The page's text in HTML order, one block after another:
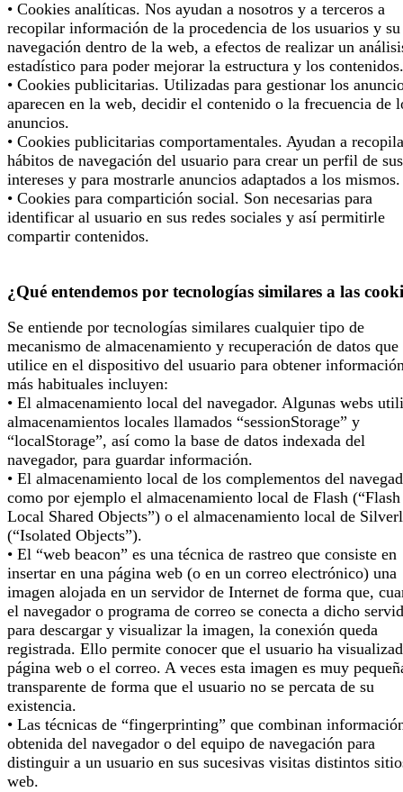
• Cookies analíticas. Nos ayudan a nosotros y a terceros a
recopilar información de la procedencia de los usuarios y su
navegación dentro de la web, a efectos de realizar un
estadístico para poder mejorar la estructura y los contenidos.
• Cookies publicitarias. Utilizadas para gestionar los
aparecen en la web, decidir el contenido o la frecuencia de
anuncios.
• Cookies publicitarias comportamentales. Ayudan a
hábitos de navegación del usuario para crear un perfil de sus
intereses y para mostrarle anuncios adaptados a los mismos.
• Cookies para compartición social. Son necesarias para
identificar al usuario en sus redes sociales y así permitirle
compartir contenidos.
¿Qué entendemos por tecnologías similares a las
Se entiende por tecnologías similares cualquier tipo de
mecanismo de almacenamiento y recuperación de datos que
utilice en el dispositivo del usuario para obtener
más habituales incluyen:
• El almacenamiento local del navegador. Algunas webs
almacenamientos locales llamados “sessionStorage” y
“localStorage”, así como la base de datos indexada del
navegador, para guardar información.
• El almacenamiento local de los complementos del
como por ejemplo el almacenamiento local de Flash (“Flash
Local Shared Objects”) o el almacenamiento local de
(“Isolated Objects”).
• El “web beacon” es una técnica de rastreo que consiste en
insertar en una página web (o en un correo electrónico) una
imagen alojada en un servidor de Internet de forma que,
el navegador o programa de correo se conecta a dicho
para descargar y visualizar la imagen, la conexión queda
registrada. Ello permite conocer que el usuario ha
página web o el correo. A veces esta imagen es muy
transparente de forma que el usuario no se percata de su
existencia.
• Las técnicas de “fingerprinting” que combinan
obtenida del navegador o del equipo de navegación para
distinguir a un usuario en sus sucesivas visitas distintos
web.